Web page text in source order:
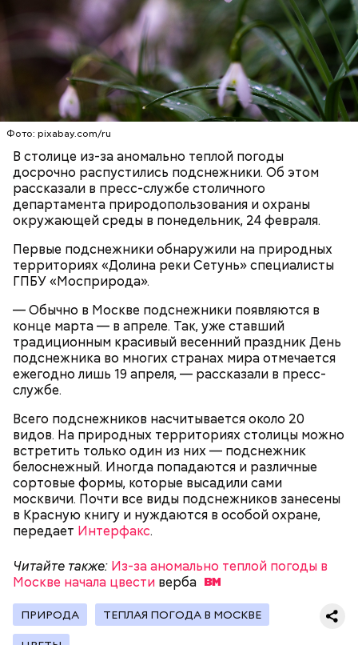
Фото: pixabay.com/ru
В столице из-за аномально теплой погоды
досрочно распустились подснежники. Об этом
рассказали в пресс-службе столичного
департамента природопользования и охраны
окружающей среды в понедельник, 24 февраля.
Первые подснежники обнаружили на природных
территориях «Долина реки Сетунь» специалисты
ГПБУ «Мосприрода».
— Обычно в Москве подснежники появляются в
конце марта — в апреле. Так, уже ставший
традиционным красивый весенний праздник День
подснежника во многих странах мира отмечается
ежегодно лишь 19 апреля, — рассказали в пресс-
службе.
Всего подснежников насчитывается около 20
видов. На природных территориях столицы можно
встретить только один из них — подснежник
белоснежный. Иногда попадаются и различные
сортовые формы, которые высадили сами
москвичи. Почти все виды подснежников занесены
в Красную книгу и нуждаются в особой охране,
передает Интерфакс.
Читайте также: Из-за аномально теплой погоды в
Москве начала цвести верба
ПРИРОДА ТЕПЛАЯ ПОГОДА В МОСКВЕ
В 2020 году на прилегающей к «Острову Мечты»
территории создали ландшафтный парк с
фонарями, спускающимися к набережной
дорожками и комфортным пространством для
прогулок. Специалисты высадили более 820
деревьев и кустарников. Кроме того, весной в
парке будут разбиты газоны — появится много
зелени, что создаст еще больший комфорт.
В настоящее время парк «Остров Мечты» готов к
встрече новых гостей, говорится в публикации в
личномблогеСергея Собянина.